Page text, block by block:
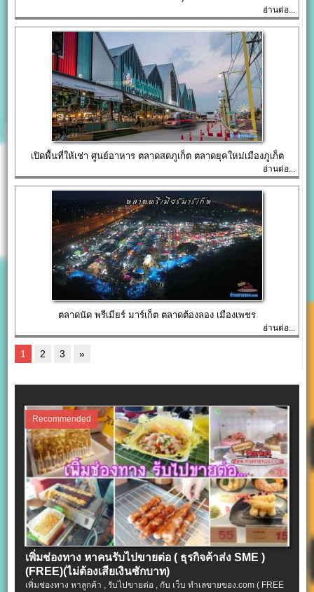
อ่านต่อ...
เปิดพื้นที่ให้เช่า ศูนย์อาหาร ตลาดสดภูเก็ต ตลาดยุคใหม่เมืองภูเก็ต
อ่านต่อ...
ตลาดนัด พรีเมียร์ มาร์เก็ต ตลาดต้องลอง เมืองเพชร
อ่านต่อ...
1 2 3 »
Recommended
เพิ่มช่องทาง หาคนรับไปขายต่อ ( ธุรกิจค้าส่ง SME )
(FREE)(ไม่ต้องเสียเงินซักบาท)
เพิ่มช่องทาง หาลูกค้า , รับไปขายต่อ , กับ เว็บ ทำเลขายของ.com ( FREE